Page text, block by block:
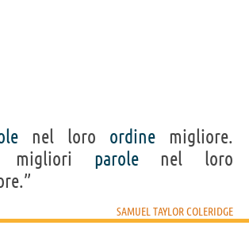
nel loro ordine migliore.
parolenel loro
SAMUEL TAYLOR COLERIDGE